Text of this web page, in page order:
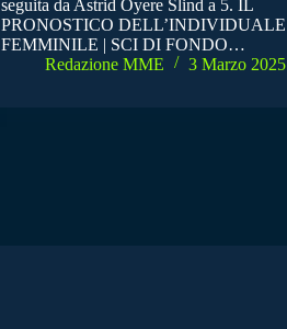
seguita da Astrid Oyere Slind a 5. IL
PRONOSTICO DELL’INDIVIDUALE
FEMMINILE | SCI DI FONDO…
Redazione MME
3 Marzo 2025